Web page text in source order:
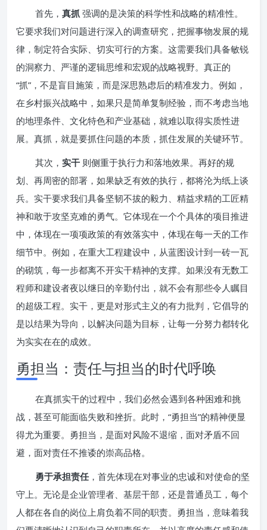
首先， 真抓 强调的是决策的科学性和战略的精准性。
它要求我们对问题进行深入的调查研究，把握事物发展的规
律，制定符合实际、切实可行的方案。这需要我们具备敏锐
的洞察力、严谨的逻辑思维和宏观的战略视野。真正的
“抓”，不是盲目施策，而是深思熟虑后的精准发力。例如，
在乡村振兴战略中，如果只是简单复制经验，而不考虑当地
的地理条件、文化特色和产业基础，就难以取得实质性进
展。真抓，就是要抓住问题的本质，抓住发展的关键环节。
其次， 实干 则侧重于执行力和落地效果。再好的规
划、再周密的部署，如果缺乏有效的执行，都将沦为纸上谈
兵。实干要求我们具备坚韧不拔的毅力、精益求精的工匠精
神和敢于攻坚克难的勇气。它体现在一个个具体的项目推进
中，体现在一项项政策的有效落实中，体现在每一天的工作
细节中。例如，在重大工程建设中，从蓝图设计到一砖一瓦
的砌筑，每一步都离不开实干精神的支撑。如果没有无数工
程师和建设者夜以继日的辛勤付出，就不会有那些令人瞩目
的超级工程。实干，更是对形式主义的有力批判，它倡导的
是以结果为导向，以解决问题为目标，让每一分努力都转化
为实实在在的成效。
勇担当：责任与担当的时代呼唤
在真抓实干的过程中，我们必然会遇到各种困难和挑
战，甚至可能面临失败和挫折。此时，“勇担当”的精神便显
得尤为重要。勇担当，是面对风险不退缩，面对矛盾不回
避，面对责任不推诿的崇高品格。
勇于承担责任 ，首先体现在对事业的忠诚和对使命的坚
守上。无论是企业管理者、基层干部，还是普通员工，每个
人都在各自的岗位上肩负着不同的职责。勇担当，意味着我